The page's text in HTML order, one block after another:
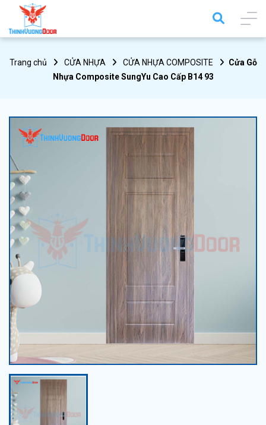
Trang chủ CỬA NHỰA CỬA NHỰA COMPOSITE
Cửa Gỗ
Nhựa Composite SungYu Cao Cấp B14 93